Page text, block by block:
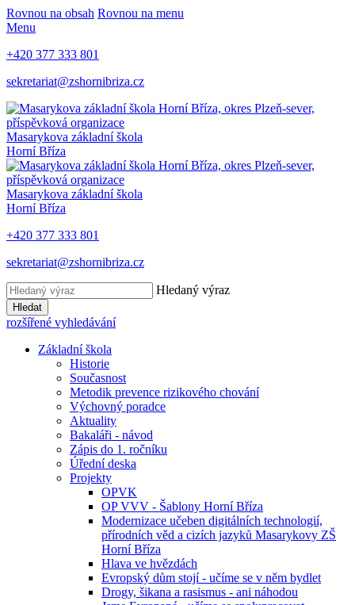
Rovnou na obsah Rovnou na menu
Menu
+420 377 333 801
sekretariat@zshornibriza.cz
Masarykova základní škola
Horní Bříza
Masarykova základní škola
Horní Bříza
+420 377 333 801
sekretariat@zshornibriza.cz
Hledaný výraz
Hledat
rozšířené vyhledávání
Základní škola
Historie
Současnost
Metodik prevence rizikového chování
Výchovný poradce
Aktuality
Bakaláři - návod
Zápis do 1. ročníku
Úřední deska
Projekty
OPVK
OP VVV - Šablony Horní Bříza
Modernizace učeben digitálních technologií,
přírodních věd a cizích jazyků Masarykovy ZŠ
Horní Bříza
Hlava ve hvězdách
Evropský dům stojí - učíme se v něm bydlet
Drogy, šikana a rasismus - ani náhodou